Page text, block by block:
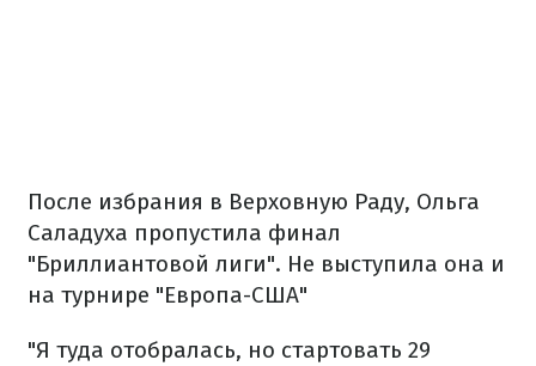
После избрания в Верховную Раду, Ольга
Саладуха пропустила финал
"Бриллиантовой лиги". Не выступила она и
на турнире "Европа-США"
"Я туда отобралась, но стартовать 29